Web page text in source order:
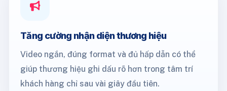
Tăng cường nhận diện thương hiệu
Video ngắn, đúng format và đủ hấp dẫn có thể
giúp thương hiệu ghi dấu rõ hơn trong tâm trí
khách hàng chỉ sau vài giây đầu tiên.